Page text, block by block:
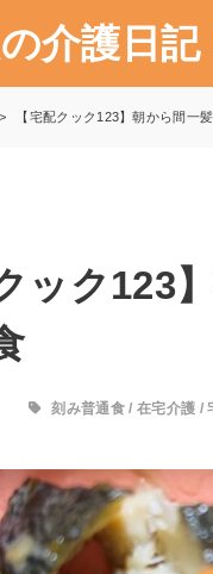
介護日記
【宅配クック123】朝から間一
ック123
刻み普通食 /在宅介護 /